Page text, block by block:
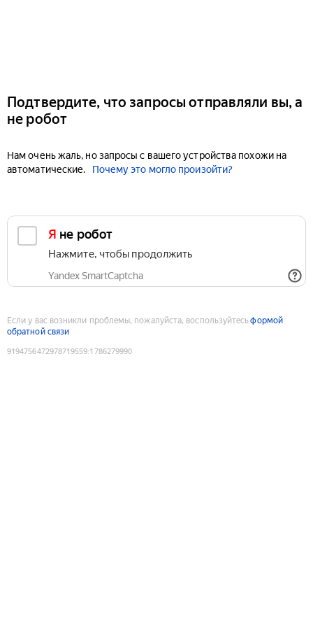
Подтвердите, что запросы отправляли вы, а
не робот
Нам очень жаль, но запросы с вашего устройства похожи на
автоматические.
Почему это могло произойти?
Я не робот
Нажмите, чтобы продолжить
Yandex SmartCaptcha
Если у вас возникли проблемы, пожалуйста, воспользуйтесьформой
обратной связи
9194756472978719559:1786279990